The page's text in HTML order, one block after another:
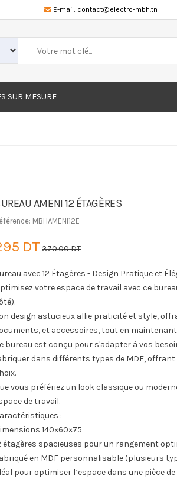
E-mail: contact@electro-mbh.tn
SUR MESURE
AMENI 12 ÉTAGÈRES
MBHAMENI12E
DT 370.00 DT
avec 12 Étagères - Design Pratique et
votre espace de travail avec ce
design astucieux allie praticité et style,
et accessoires, tout en
bureau est conçu pour s'adapter à vos
dans différents types de MDF,
vous préfériez un look classique ou
de travail.
:
140×60×75
étagères spacieuses pour un rangement
en MDF personnalisable (plusieurs
pour optimiser l’espace dans une pièce